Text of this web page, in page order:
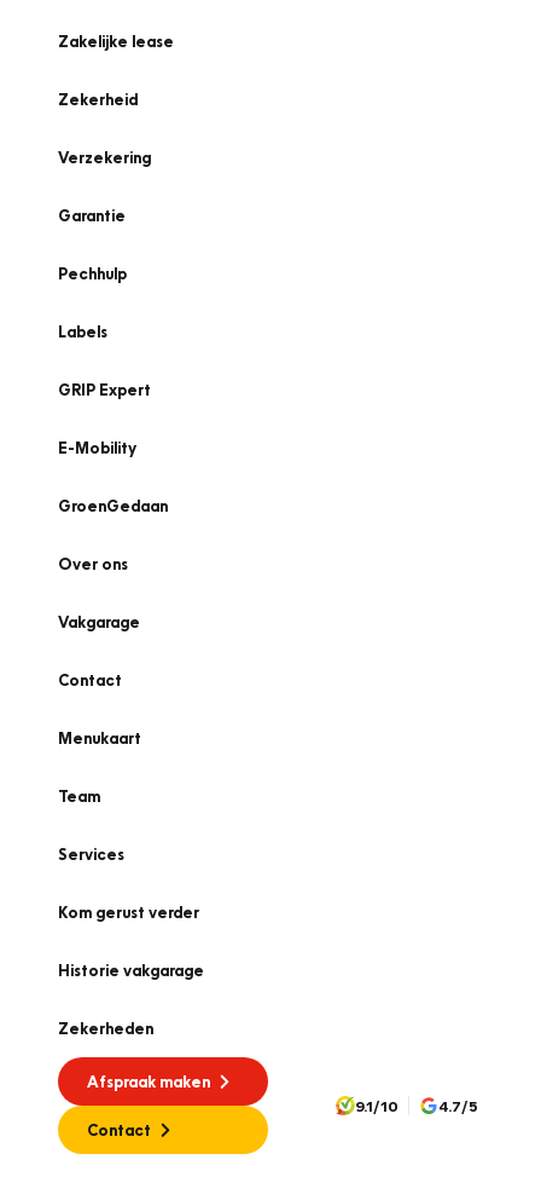
Zakelijke lease
Zekerheid
Verzekering
Garantie
Pechhulp
Labels
GRIP Expert
E-Mobility
GroenGedaan
Over ons
Vakgarage
Contact
Menukaart
Team
Services
Kom gerust verder
Historie vakgarage
Zekerheden
Afspraak maken
Contact
9.1/10 4.7/5